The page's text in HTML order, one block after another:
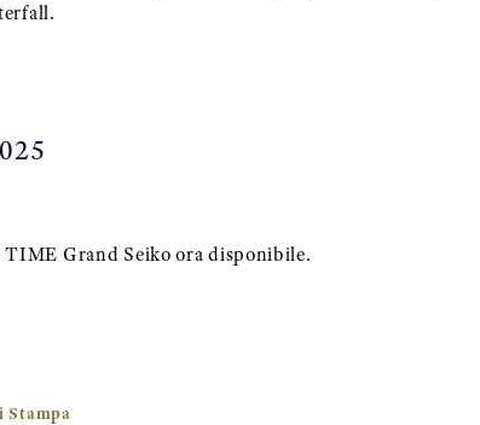
TIME Grand Seiko ora disponibile.
Stampa